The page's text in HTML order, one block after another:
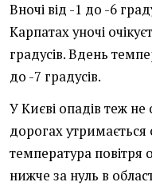
Вночі від -1 до -6
Карпатах уночі
градусів. Вдень
до -7 градусів.
У Києві опадів теж
дорогах
температура повітря
нижче за нуль в